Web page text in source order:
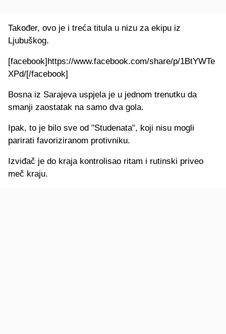
Također, ovo je i treća titula u nizu za ekipu iz
Ljubuškog.
[facebook]https://www.facebook.com/share/p/1BtYWTe
XPd/[/facebook]
Bosna iz Sarajeva uspjela je u jednom trenutku da
smanji zaostatak na samo dva gola.
Ipak, to je bilo sve od "Studenata", koji nisu mogli
parirati favoriziranom protivniku.
Izviđač je do kraja kontrolisao ritam i rutinski priveo
meč kraju.